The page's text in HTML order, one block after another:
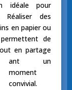
idéale pour
Réaliser des
en papier ou
de
en partage
ant un
moment
convivial.